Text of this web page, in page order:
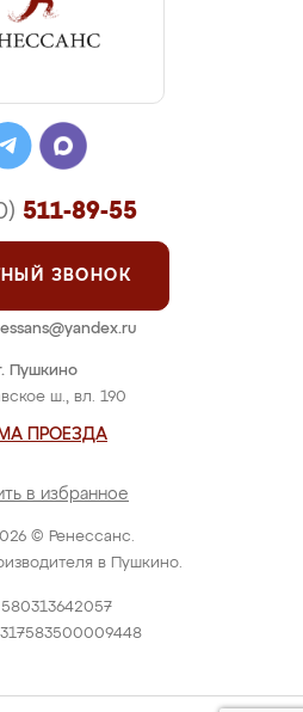
© Ренессанс.
в Пушкино.
Пушкино
ш., вл. 190
ПРОЕЗДА
в избранное
511-89-55
ЗВОНОК